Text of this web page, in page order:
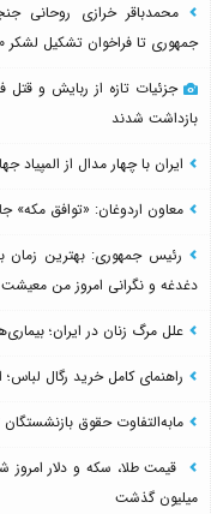
محمدباقر خرازی روحانی
جمهوری تا فراخوان تشکیل لشکر ۲۵۰ هزار نفری و احضار به دادگاه
بازداشت شدند
ایران با چهار مدال از
معاون اردوغان: «توافق مکه»
رئیس جمهوری: بهترین زمان
دغدغه و نگرانی امروز من
علل مرگ زنان در ایران؛
راهنمای کامل خرید رگال لباس؛
مابه‌التفاوت حقوق
میلیون گذشت